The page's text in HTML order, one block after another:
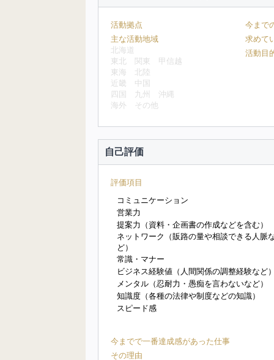
活動拠点
主な活動地域
北海道
東北
関東
甲信越
東海
北陸
近畿
中国
四国
九州
沖縄
海外
その他
今まで
求めて
活動目
自己評価
評価項目
コミュニケーション
営業力
提案力（資料・企画書の作成などを含む）
ネットワーク（販路の量や相談できる人脈
ど）
常識・マナー
ビジネス経験値（人間関係の調整経験など
メンタル（忍耐力・愚痴を言わないなど）
知識度（各種の法律や制度などの知識）
スピード感
今までで一番達成感があった仕事
その理由